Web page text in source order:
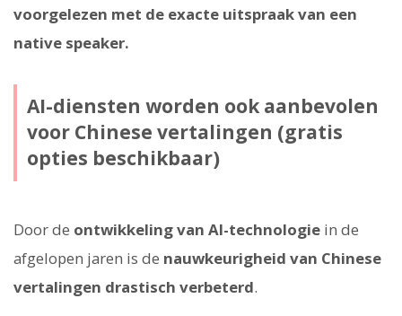
voorgelezen met de exacte uitspraak van een
native speaker.
AI-diensten worden ook aanbevolen
voor Chinese vertalingen (gratis
opties beschikbaar)
Door de ontwikkeling van AI-technologie in de
afgelopen jaren is de nauwkeurigheid van Chinese
vertalingen drastisch verbeterd.